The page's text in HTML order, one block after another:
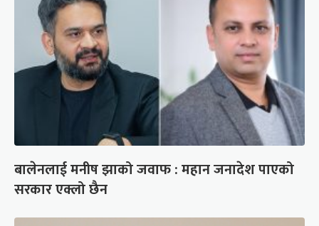
बालेनलाई मनीष झाको जवाफ : महान जनादेश पाएको
सरकार एक्लो छैन